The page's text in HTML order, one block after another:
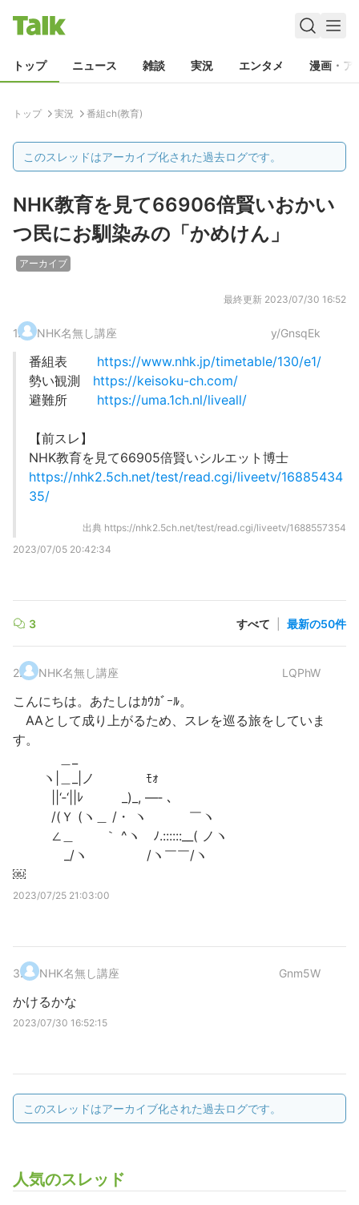
トップ ニュース 雑談 実況 エンタメ 漫画・ア
トップ 実況 番組ch(教育)
このスレッドはアーカイブ化された過去ログです。
NHK教育を見て66906倍賢いおかい
つ民にお馴染みの「かめけん」
アーカイブ
最終更新 2023/07/30 16:52
1. NHK名無し講座 y/GnsqEk
番組表 https://www.nhk.jp/timetable/130/e1/
勢い観測 https://keisoku-ch.com/
避難所 https://uma.1ch.nl/liveall/
【前スレ】
NHK教育を見て66905倍賢いシルエット博士
https://nhk2.5ch.net/test/read.cgi/liveetv/16885434
35/
出典 https://nhk2.5ch.net/test/read.cgi/liveetv/1688557354
2023/07/05 20:42:34
3 すべて 最新の50件
2. NHK名無し講座 LQPhW
こんにちは。あたしはｶｳｶﾞｰﾙ。
AAとして成り上がるため、スレを巡る旅をしていま
す。
ヽ|＿_|ノ ﾓｫ
||‘‐‘||ﾚ _)_, ―‐ 、
/(Ｙ (ヽ＿ /・ ヽ ￣ヽ
∠＿ゝ ｀ ^ヽ ﾉ.::::::__( ノヽ
_/ヽ /ヽ￣￣/ヽ
￼
2023/07/25 21:03:00
3. NHK名無し講座 Gnm5W
かけるかな
2023/07/30 16:52:15
このスレッドはアーカイブ化された過去ログです。
人気のスレッド